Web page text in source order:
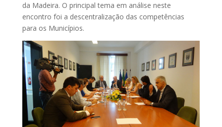
da Madeira. O principal tema em análise neste
encontro foi a descentralização das competências
para os Municípios.